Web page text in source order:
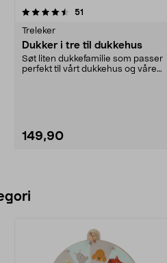
51
Treleker
Dukker i tre til dukkehus
Søt liten dukkefamilie som passer
perfekt til vårt dukkehus og våre
149,90